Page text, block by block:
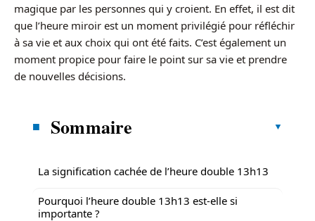
magique par les personnes qui y croient. En effet, il est dit
que l’heure miroir est un moment privilégié pour réfléchir
à sa vie et aux choix qui ont été faits. C’est également un
moment propice pour faire le point sur sa vie et prendre
de nouvelles décisions.
Sommaire
La signification cachée de l’heure double 13h13
Pourquoi l’heure double 13h13 est-elle si
importante ?